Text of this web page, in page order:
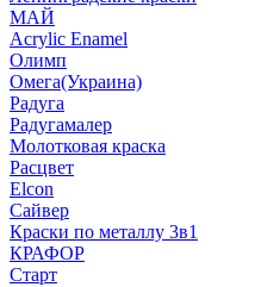
МАЙ
Acrylic Enamel
Олимп
Омега(Украина)
Радуга
Радугамалер
Молотковая краска
Расцвет
Elcon
Сайвер
Краски по металлу 3в1
КРАФОР
Старт